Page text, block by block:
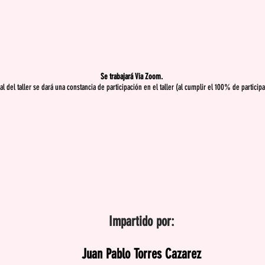
Se trabajará Via Zoom.
del taller se dará una constancia de participación en el taller (al cumplir el 100% de
Impartido por:
Juan Pablo Torres Cazarez